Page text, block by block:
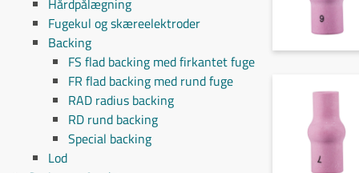
Hårdpålægning
Fugekul og skæreelektroder
Backing
FS flad backing med firkantet fuge
FR flad backing med rund fuge
RAD radius backing
RD rund backing
Special backing
Lod